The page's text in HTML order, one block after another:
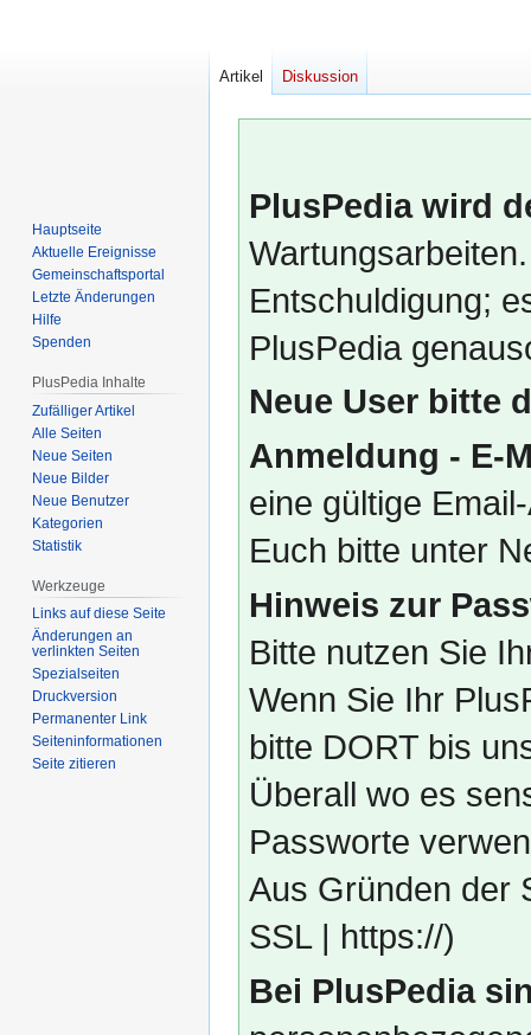
PlusPedia wird
Entschuldigung;
PlusPedia
Neue User bitte
Anmeldung - E-
eine gültige
Euch bitte unter
Hinweis zur
Bitte nutzen Sie
Wenn Sie Ihr
bitte DORT bis
Überall wo es
Passworte
Aus Gründen der
SSL | https://)
Bei PlusPedia
Artikel Diskussion
Hauptseite
Aktuelle Ereignisse
Gemeinschafts­portal
Letzte Änderungen
Hilfe
Spenden
PlusPedia Inhalte
Zufälliger Artikel
Alle Seiten
Neue Seiten
Neue Bilder
Neue Benutzer
Kategorien
Statistik
Werkzeuge
Links auf diese Seite
Änderungen an
verlinkten Seiten
Spezialseiten
Druckversion
Permanenter Link
Seiten­­informationen
Seite zitieren